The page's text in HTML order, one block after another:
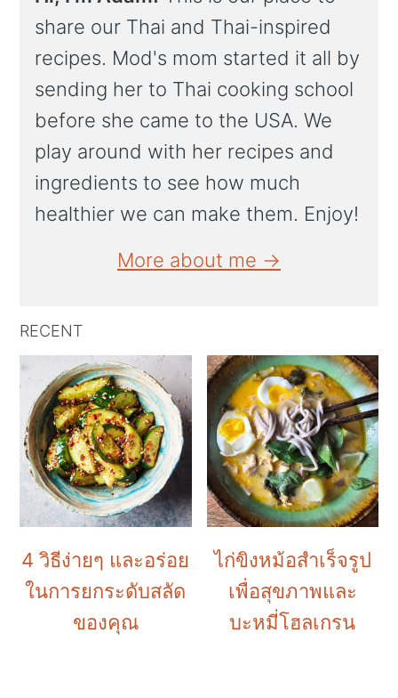
share our Thai and Thai-inspired
recipes. Mod's mom started it all by
sending her to Thai cooking school
before she came to the USA. We
play around with her recipes and
ingredients to see how much
healthier we can make them. Enjoy!
More about me →
RECENT
4 วิธีง่ายๆ และอร่อย
ในการยกระดับสลัด
ของคุณ
ไก่ขิงหม้อสำเร็จรูป
เพื่อสุขภาพและ
บะหมี่โฮลเกรน